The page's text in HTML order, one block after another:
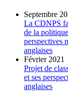
Septembre
La CDNPS
de la
perspectives
anglaises
Février 2021
Projet de
et ses
anglaises